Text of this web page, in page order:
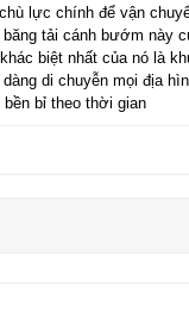
lực chính để vận
tải cánh bướm này
biệt nhất của nó là
di chuyễn mọi địa
bỉ theo thời gian